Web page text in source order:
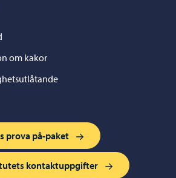
om kakor
prova på-paket
kontaktuppgifter